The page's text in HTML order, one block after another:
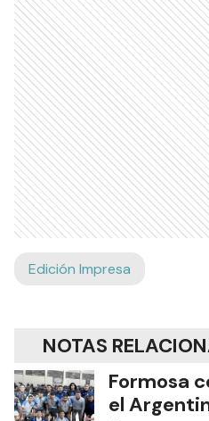
Edición Impresa
NOTAS
Formosa
el